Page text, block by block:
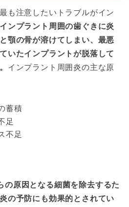
も注意したいトラブルがイン
インプラント周囲の歯ぐきに炎
顎の骨が溶けてしまい、最悪
いたインプラントが脱落して
インプラント周囲炎の主な原
蓄積
足
不足
原因となる細菌を除去するた
の予防にも効果的とされてい